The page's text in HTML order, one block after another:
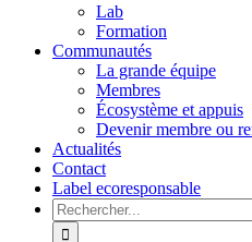
Lab
Formation
Communautés
La grande équipe
Membres
Écosystème et appuis
Devenir membre ou
Actualités
Contact
Label ecoresponsable
Rechercher: